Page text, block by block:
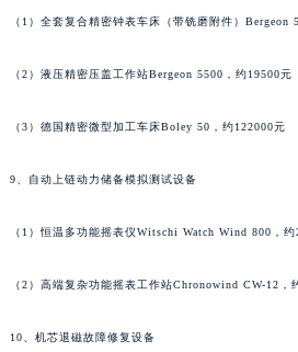
（1）全套复合精密钟表车床（带铣磨附件）Bergeon
（2）液压精密压盖工作站Bergeon 5500，约19500元
（3）德国精密微型加工车床Boley 50，约122000元
9、自动上链动力储备模拟测试设备
（1）恒温多功能摇表仪Witschi Watch Wind 800，约
（2）高端复杂功能摇表工作站Chronowind CW-12，
10、机芯退磁故障修复设备